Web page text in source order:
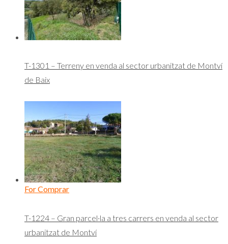
T-1301 – Terreny en venda al sector urbanitzat de Montví
de Baix
For Comprar
T-1224 – Gran parcel·la a tres carrers en venda al sector
urbanitzat de Montví